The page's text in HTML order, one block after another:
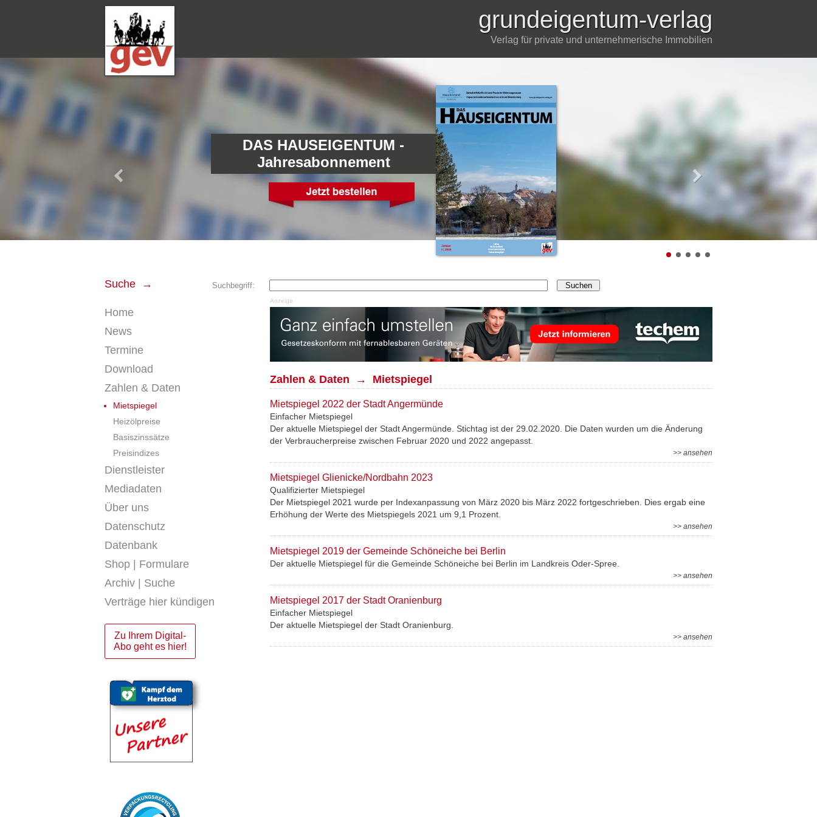
grundeigentum-verlag
Verlag für private und unternehmerische Immobilien
Suche → Suchbegriff:
Home
News
Termine
Download
Zahlen & Daten
Mietspiegel
Heizölpreise
Basiszinssätze
Preisindizes
Dienstleister
Mediadaten
Über uns
Datenschutz
Datenbank
Shop | Formulare
Archiv | Suche
Verträge hier kündigen
Zu Ihrem Digital-
Abo geht es hier!
Anzeige
Zahlen & Daten → Mietspiegel
Mietspiegel 2022 der Stadt Angermünde
Einfacher Mietspiegel
Der aktuelle Mietspiegel der Stadt Angermünde. Stichtag ist der 29.02.2020. Die Daten wurden um die Änderung
der Verbraucherpreise zwischen Februar 2020 und 2022 angepasst.
>> ansehen
Mietspiegel Glienicke/Nordbahn 2023
Qualifizierter Mietspiegel
Der Mietspiegel 2021 wurde per Indexanpassung von März 2020 bis März 2022 fortgeschrieben. Dies ergab eine
Erhöhung der Werte des Mietspiegels 2021 um 9,1 Prozent.
>> ansehen
Mietspiegel 2019 der Gemeinde Schöneiche bei Berlin
Der aktuelle Mietspiegel für die Gemeinde Schöneiche bei Berlin im Landkreis Oder-Spree.
>> ansehen
Mietspiegel 2017 der Stadt Oranienburg
Einfacher Mietspiegel
Der aktuelle Mietspiegel der Stadt Oranienburg.
>> ansehen
DAS HAUSEIGENTUM -
Jahresabonnement